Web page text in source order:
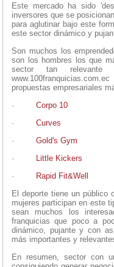
Este mercado ha sido
inversores que se
para aglutinar bajo este
este sector dinámico y
Son muchos los
son los hombres los que
sector tan
propuestas empresariales
· Corpo 10
· Curves
· Gold's Gym
·
Little Kickers
·
Rapid Fit&Well
El deporte tiene un público
mujeres participan en este
sean muchos los
franquicias que poco a
dinámico, pujante y con
más importantes y
En resumen, sector con